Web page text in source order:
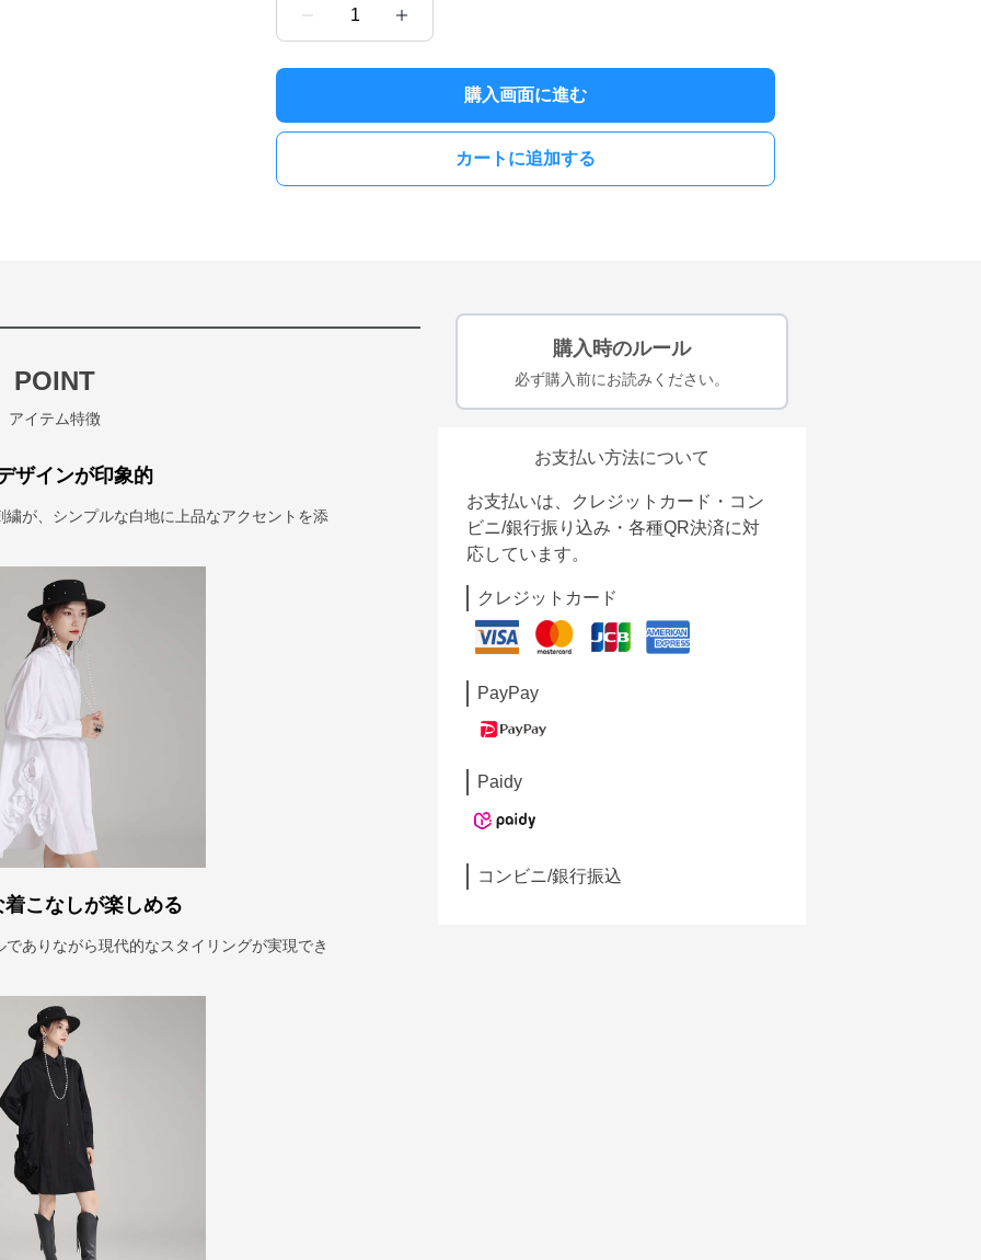
1
購入画面に進む
カートに追加する
POINT
アイテム特徴
ザインが印象的
が、シンプルな白地に上品なアクセントを添
着こなしが楽しめる
ありながら現代的なスタイリングが実現でき
購入時のルール
必ず購入前にお読みください。
お支払い方法について
お支払いは、クレジットカード・コン
ビニ/銀行振り込み・各種QR決済に対
応しています。
クレジットカード
PayPay
Paidy
コンビニ/銀行振込